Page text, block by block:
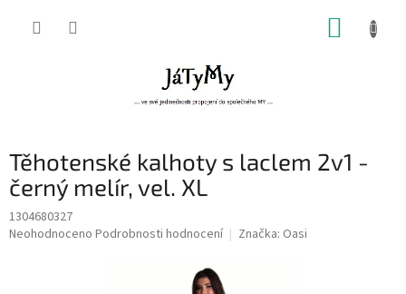
Těhotenské kalhoty s laclem 2v1 -
černý melír, vel. XL
1304680327
Průměrné
Neohodnoceno Podrobnosti hodnocení Značka: Oasi